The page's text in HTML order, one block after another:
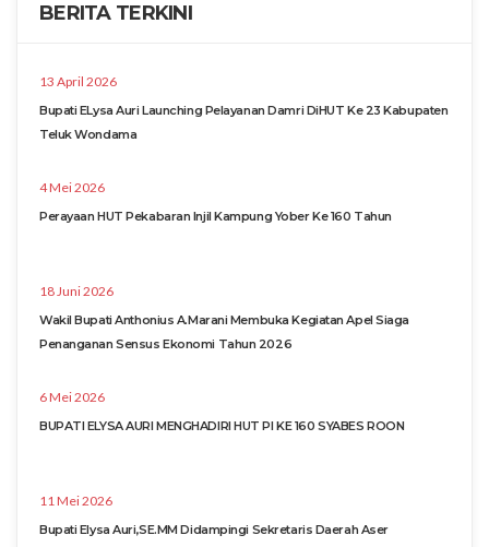
BERITA TERKINI
13 April 2026
Bupati ELysa Auri Launching Pelayanan Damri DiHUT Ke 23 Kabupaten
Teluk Wondama
4 Mei 2026
Perayaan HUT Pekabaran Injil Kampung Yober Ke 160 Tahun
18 Juni 2026
Wakil Bupati Anthonius A.Marani Membuka Kegiatan Apel Siaga
Penanganan Sensus Ekonomi Tahun 2026
6 Mei 2026
BUPATI ELYSA AURI MENGHADIRI HUT PI KE 160 SYABES ROON
11 Mei 2026
Bupati Elysa Auri,SE.MM Didampingi Sekretaris Daerah Aser